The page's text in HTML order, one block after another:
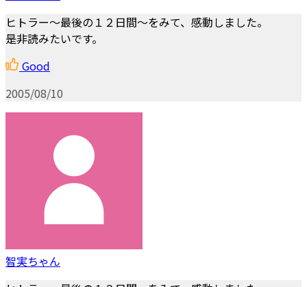
ヒトラー～最後の１２日間～をみて、感動しました。
是非読みたいです。
Good
2005/08/10
智実ちゃん